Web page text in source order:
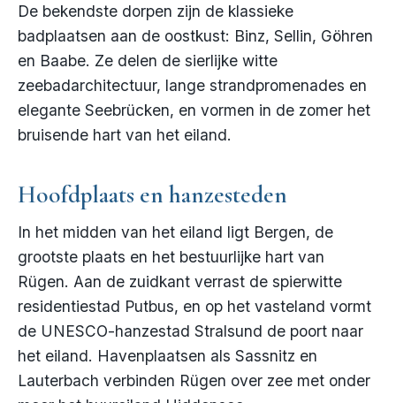
De bekendste dorpen zijn de klassieke
badplaatsen aan de oostkust: Binz, Sellin, Göhren
en Baabe. Ze delen de sierlijke witte
zeebadarchitectuur, lange strandpromenades en
elegante Seebrücken, en vormen in de zomer het
bruisende hart van het eiland.
Hoofdplaats en hanzesteden
In het midden van het eiland ligt Bergen, de
grootste plaats en het bestuurlijke hart van
Rügen. Aan de zuidkant verrast de spierwitte
residentiestad Putbus, en op het vasteland vormt
de UNESCO-hanzestad Stralsund de poort naar
het eiland. Havenplaatsen als Sassnitz en
Lauterbach verbinden Rügen over zee met onder